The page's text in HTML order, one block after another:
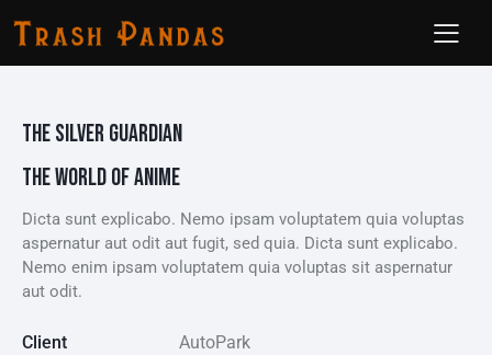
THE SILVER GUARDIAN
THE WORLD OF ANIME
Dicta sunt explicabo. Nemo ipsam voluptatem quia voluptas
aspernatur aut odit aut fugit, sed quia. Dicta sunt explicabo.
Nemo enim ipsam voluptatem quia voluptas sit aspernatur
aut odit.
Client
AutoPark